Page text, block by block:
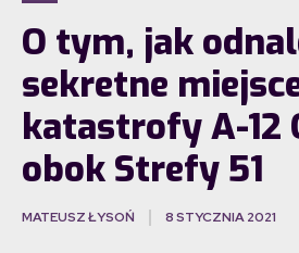
O tym, jak
sekretne
katastrofy A-12
obok Strefy 51
MATEUSZ ŁYSOŃ 8 STYCZNIA 2021